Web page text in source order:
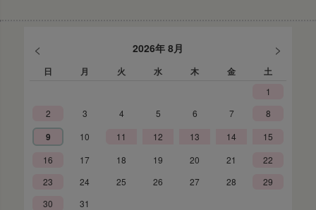
< 2026年 8月 >
日 月 火 水 木 金 土
1
2
3 4 5 6 7 8
9 10 11 12 13 14
15
16
17 18 19 20 21
22
23
24 25 26 27 28
29
30
31